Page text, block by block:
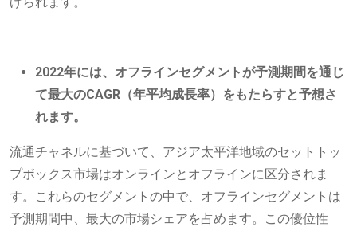
2022年には、オフラインセグメントが予測期間を通じ
て最大のCAGR（年平均成長率）をもたらすと予想さ
れます。
流通チャネルに基づいて、アジア太平洋地域のセットトッ
プボックス市場はオンラインとオフラインに区分されま
す。これらのセグメントの中で、オフラインセグメントは
予測期間中、最大の市場シェアを占めます。この優位性